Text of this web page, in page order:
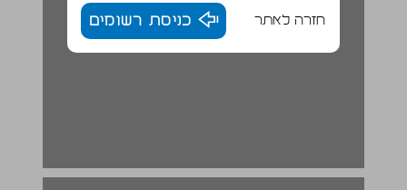
חזרה לאתר כניסת רשומים